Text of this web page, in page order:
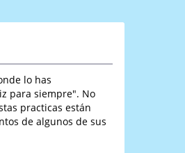
lo has
para siempre". No
practicas están
de algunos de sus